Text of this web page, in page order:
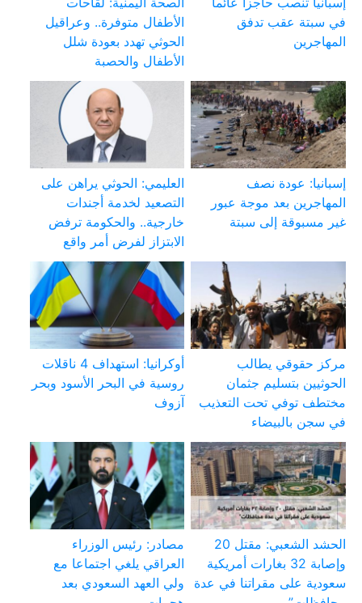
في سبتة عقب تدفق
المهاجرين
الأطفال متوفرة.. وعراقيل
الحوثي تهدد بعودة شلل
الأطفال والحصبة
إسبانيا: عودة نصف
المهاجرين بعد موجة عبور
غير مسبوقة إلى سبتة
العليمي: الحوثي يراهن على
التصعيد لخدمة أجندات
خارجية.. والحكومة ترفض
الابتزاز لفرض أمر واقع
مركز حقوقي يطالب
الحوثيين بتسليم جثمان
مختطف توفي تحت التعذيب
في سجن بالبيضاء
أوكرانيا: استهداف 4 ناقلات
روسية في البحر الأسود وبحر
آزوف
الحشد الشعبي: مقتل 20
وإصابة 32 بغارات أمريكية
سعودية على مقراتنا في عدة
مصادر: رئيس الوزراء
العراقي يلغي اجتماعا مع
ولي العهد السعودي بعد